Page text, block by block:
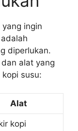
ingin
diperlukan.
alat yang
susu:
Alat
kopi